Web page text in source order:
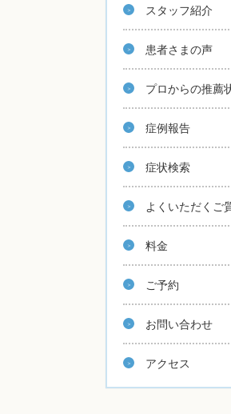
スタッフ紹介
患者さまの声
プロからの推薦
症例報告
症状検索
よくいただくご
料金
ご予約
お問い合わせ
アクセス